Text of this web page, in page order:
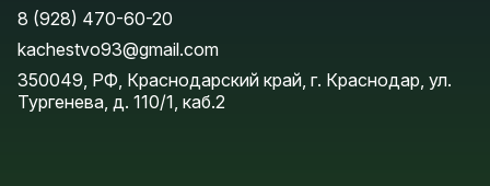
8 (928) 470-60-20
kachestvo93@gmail.com
350049, РФ, Краснодарский край, г. Краснодар, ул.
Тургенева, д. 110/1, каб.2